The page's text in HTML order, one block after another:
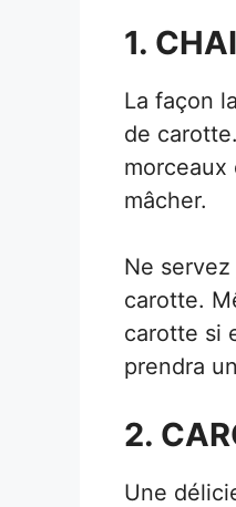
1.
La façon
de
morceaux
mâcher.
Ne
carotte.
carotte si
prendra
2.
Une